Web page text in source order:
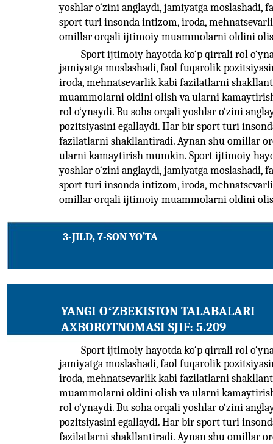
3-JILD, 7-SON YO’TA
yoshlar o‘zini anglaydi, jamiyatga
sport turi insonda intizom, iroda,
omillar orqali ijtimoiy muammolarni oldini
Sport ijtimoiy hayotda ko‘p qirrali rol
jamiyatga moslashadi, faol fuqarolik
iroda, mehnatsevarlik kabi fazilatlarni
muammolarni oldini olish va ularni
rol o‘ynaydi. Bu soha orqali yoshlar o‘zini
pozitsiyasini egallaydi. Har bir sport turi
fazilatlarni shakllantiradi. Aynan shu omillar
ularni kamaytirish mumkin. Sport ijtimoiy
yoshlar o‘zini anglaydi, jamiyatga
sport turi insonda intizom, iroda,
omillar orqali ijtimoiy muammolarni oldini
YANGI OʻZBEKISTON TALABALARI
AXBOROTNOMASI SJIF: 5.209
Sport ijtimoiy hayotda ko‘p qirrali rol
jamiyatga moslashadi, faol fuqarolik
iroda, mehnatsevarlik kabi fazilatlarni
muammolarni oldini olish va ularni
rol o‘ynaydi. Bu soha orqali yoshlar o‘zini
pozitsiyasini egallaydi. Har bir sport turi
fazilatlarni shakllantiradi. Aynan shu omillar